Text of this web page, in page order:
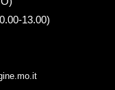
13.00)